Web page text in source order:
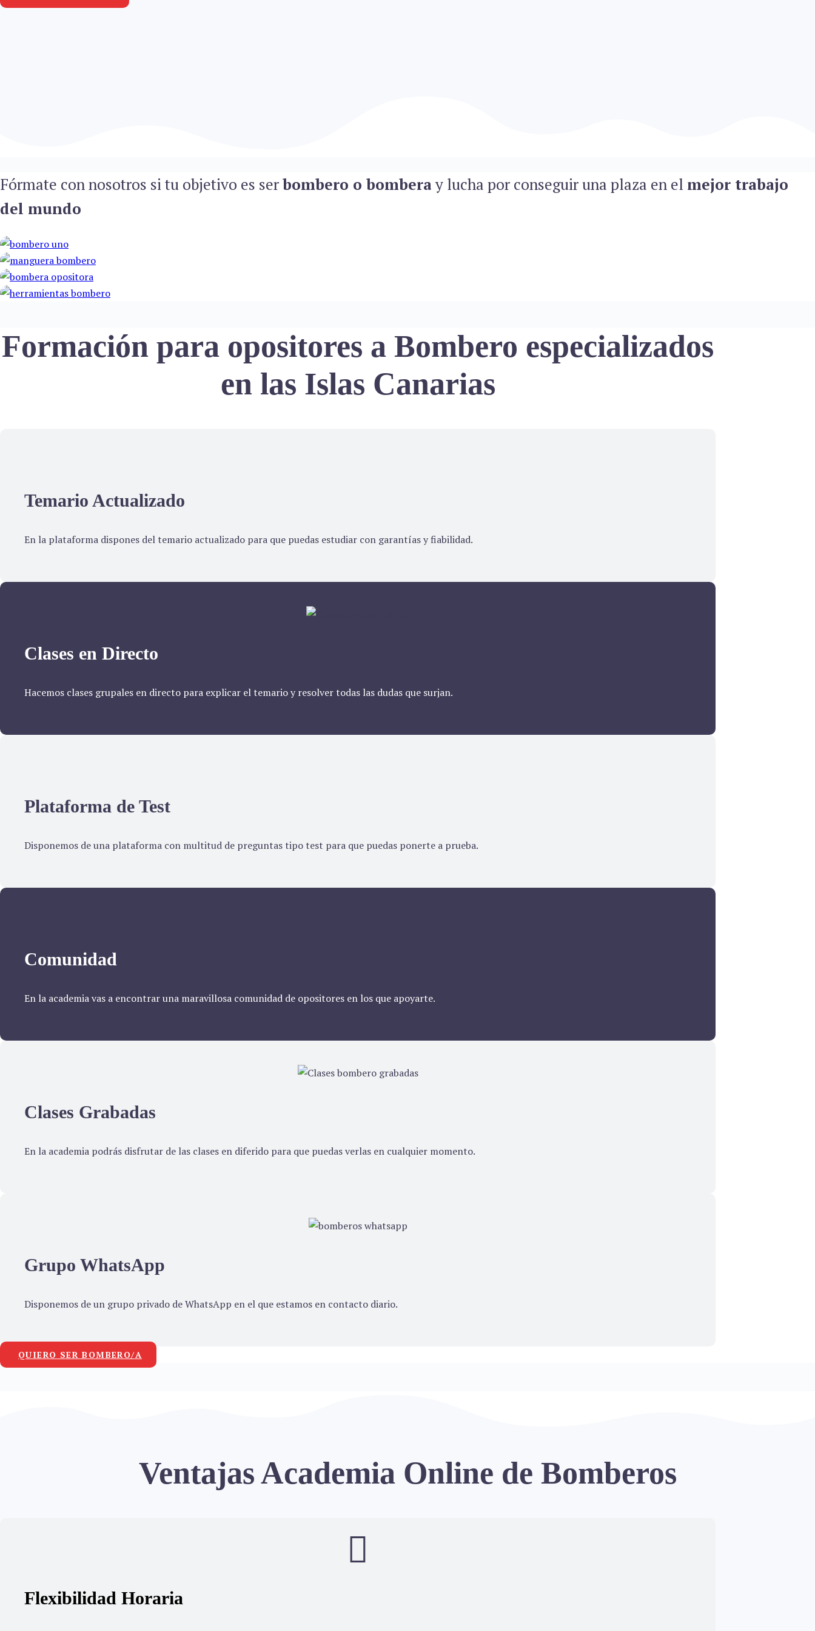
Fórmate con nosotros si tu objetivo es serbombero o bomberay lucha por conseguir una plaza en el mejor trabajo
del mundo
Formación para opositores a Bombero especializados
en las Islas Canarias
Temario Actualizado
En la plataforma dispones del temario actualizado para que puedas estudiar con garantías y fiabilidad.
Clases en Directo
Hacemos clases grupales en directo para explicar el temario y resolver todas las dudas que surjan.
Plataforma de Test
Disponemos de una plataforma con multitud de preguntas tipo test para que puedas ponerte a prueba.
Comunidad
En la academia vas a encontrar una maravillosa comunidad de opositores en los que apoyarte.
Clases Grabadas
En la academia podrás disfrutar de las clases en diferido para que puedas verlas en cualquier momento.
Grupo WhatsApp
Disponemos de un grupo privado de WhatsApp en el que estamos en contacto diario.
QUIERO SER BOMBERO/A
Ventajas Academia Online de Bomberos

Flexibilidad Horaria